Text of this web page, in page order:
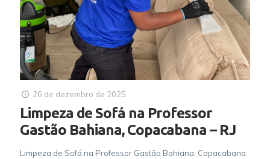
26 de dezembro de 2025
Limpeza de Sofá na Professor
Gastão Bahiana, Copacabana – RJ
Limpeza de Sofá na Professor Gastão Bahiana, Copacabana